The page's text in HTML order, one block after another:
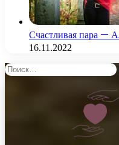
Счастливая пара —
16.11.2022
Найти: